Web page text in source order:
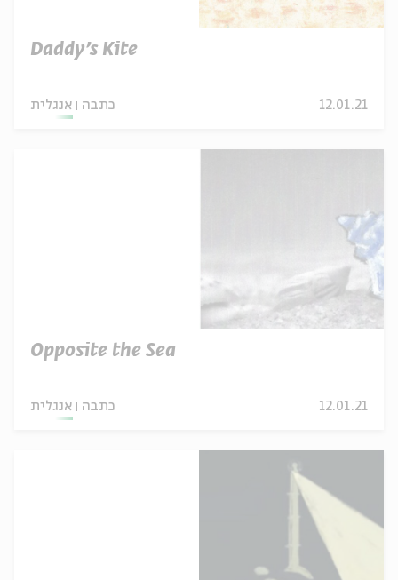
Daddy’s Kite
אנגלית כתבה 12.01.21
Opposite the Sea
אנגלית כתבה 12.01.21